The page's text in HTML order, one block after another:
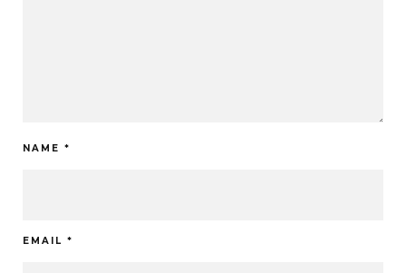
NAME *
EMAIL *